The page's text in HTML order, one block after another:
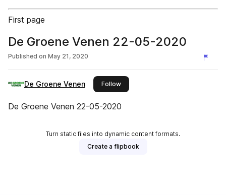
First page
De Groene Venen 22-05-2020
Published on May 21, 2020
De Groene Venen Followthis publisher
De Groene Venen 22-05-2020
Turn static files into dynamic content formats.
Create a flipbook